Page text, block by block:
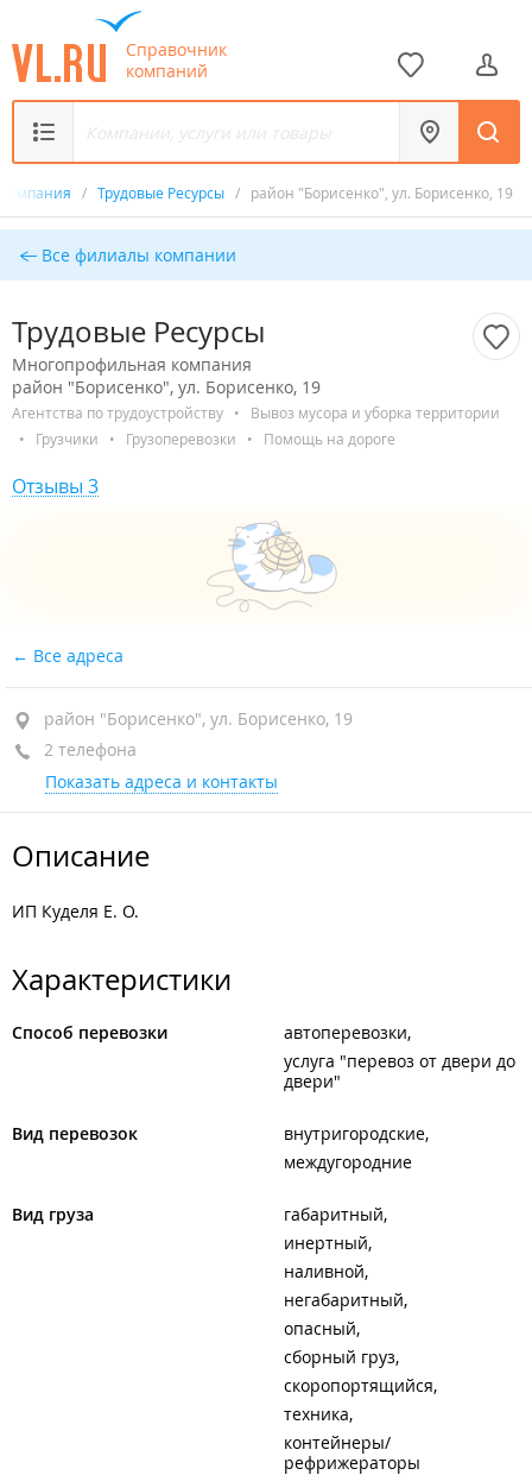
Справочник
компаний
/ Трудовые Ресурсы / район "Борисенко", ул. Борисенко, 19
Все филиалы компании
Трудовые Ресурсы
Многопрофильная компания
район "Борисенко", ул. Борисенко, 19
Агентства по трудоустройству •
Вывоз мусора и уборка территории
•
Грузчики • Грузоперевозки • Помощь на дороге
Отзывы 3
Все адреса
район "Борисенко", ул. Борисенко, 19
2 телефона
Показать адреса и контакты
Описание
ИП Куделя Е. О.
Характеристики
Способ перевозки
автоперевозки
услуга "перевоз от двери до
двери"
Вид перевозок
внутригородские
междугородние
Вид груза
габаритный
инертный
наливной
негабаритный
опасный
сборный груз
скоропортящийся
техника
контейнеры/
рефрижераторы